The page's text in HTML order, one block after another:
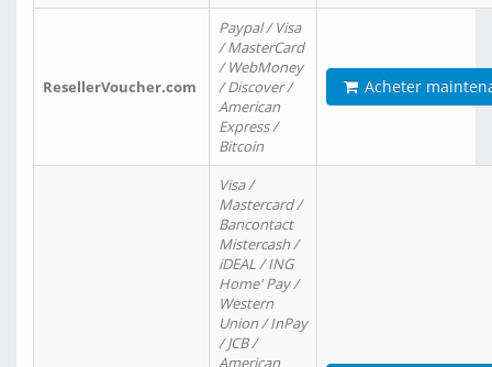
ResellerVoucher.com
Paypal / Visa
/ MasterCard
/ WebMoney
/ Discover /
American
Express /
Bitcoin
Acheter
Visa /
Mastercard /
Bancontact
Mistercash /
iDEAL / ING
Home' Pay /
Western
Union / InPay
/ JCB /
American